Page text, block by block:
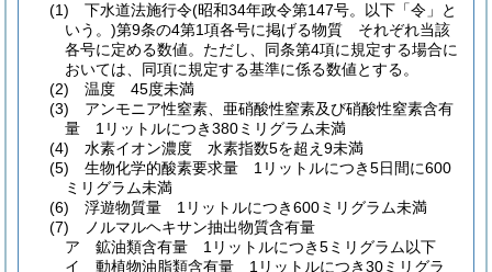
(1)
下水道法施行令(昭和34年政令第147号。以下「令」と
いう。)第9条の4第1項各号に掲げる物質 それぞれ当該
各号に定める数値。 ただし、同条第4項に規定する場合に
おいては、同項に規定する基準に係る数値とする。
(2)
温度 45度未満
(3)
アンモニア性窒素、亜硝酸性窒素及び硝酸性窒素含有
量 1リットルにつき380ミリグラム未満
(4)
水素イオン濃度 水素指数5を超え9未満
(5)
生物化学的酸素要求量 1リットルにつき5日間に600
ミリグラム未満
(6)
浮遊物質量 1リットルにつき600ミリグラム未満
(7)
ノルマルヘキサン抽出物質含有量
ア
鉱油類含有量 1リットルにつき5ミリグラム以下
イ
動植物油脂類含有量 1リットルにつき30ミリグラ